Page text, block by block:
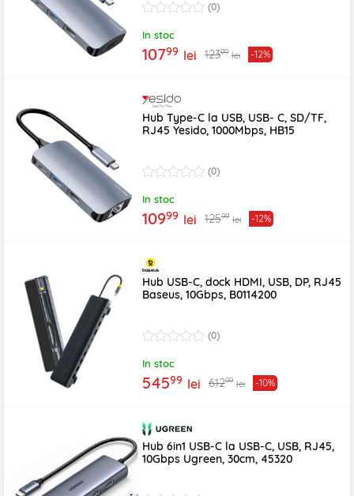
(0)
In stoc
10799 lei 12399 lei -12%
Hub Type-C la USB, USB- C, SD/TF,
RJ45 Yesido, 1000Mbps, HB15
(0)
In stoc
10999 lei 12599 lei -12%
Hub USB-C, dock HDMI, USB, DP, RJ45
Baseus, 10Gbps, B0114200
(0)
In stoc
54599 lei 61299 lei -10%
Hub 6in1 USB-C la USB-C, USB, RJ45,
10Gbps Ugreen, 30cm, 45320